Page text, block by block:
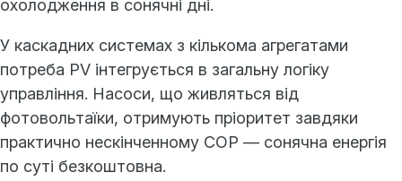
охолодження в сонячні дні.
У каскадних системах з кількома агрегатами
потреба PV інтегрується в загальну логіку
управління. Насоси, що живляться від
фотовольтаїки, отримують пріоритет завдяки
практично нескінченному COP — сонячна енергія
по суті безкоштовна.